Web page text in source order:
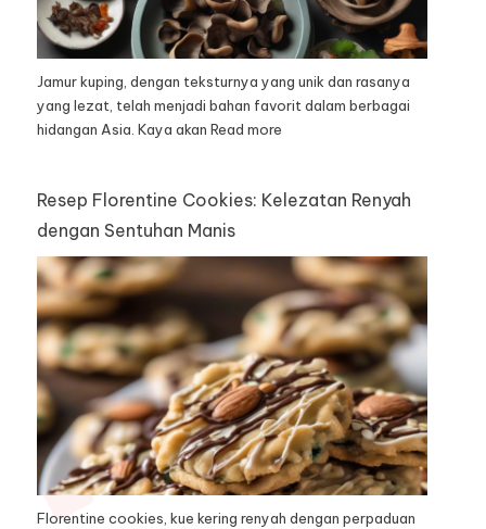
Jamur kuping, dengan teksturnya yang unik dan rasanya
yang lezat, telah menjadi bahan favorit dalam berbagai
hidangan Asia. Kaya akan Read more
Resep Florentine Cookies: Kelezatan Renyah
dengan Sentuhan Manis
Florentine cookies, kue kering renyah dengan perpaduan